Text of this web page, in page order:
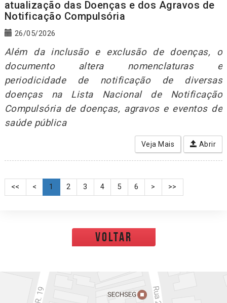
atualização das Doenças e dos Agravos de
Notificação Compulsória
26/05/2026
Além da inclusão e exclusão de doenças, o
documento altera nomenclaturas e
periodicidade de notificação de diversas
doenças na Lista Nacional de Notificação
Compulsória de doenças, agravos e eventos de
saúde pública
Veja Mais Abrir
<< < 1 2 3 4 5 6 > >>
voltar